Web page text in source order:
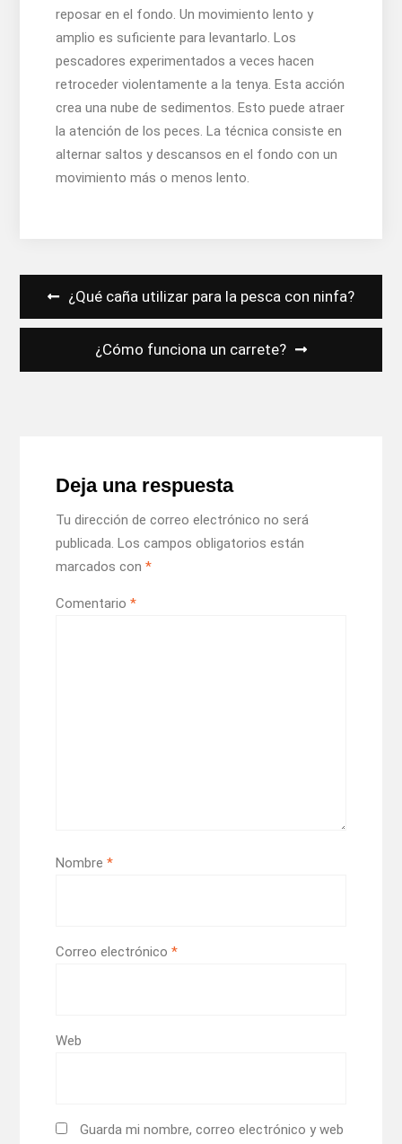
reposar en el fondo. Un movimiento lento y
amplio es suficiente para levantarlo. Los
pescadores experimentados a veces hacen
retroceder violentamente a la tenya. Esta acción
crea una nube de sedimentos. Esto puede atraer
la atención de los peces. La técnica consiste en
alternar saltos y descansos en el fondo con un
movimiento más o menos lento.
Navegación
de
entradas
¿Qué caña utilizar para la pesca con ninfa?
¿Cómo funciona un carrete?
Deja una respuesta
Tu dirección de correo electrónico no será
publicada. Los campos obligatorios están
marcados con *
Comentario *
Nombre *
Correo electrónico *
Web
Guarda mi nombre, correo electrónico y web